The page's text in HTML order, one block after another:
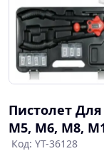
Пистолет
М5, М6, М8,
Код: YT-36128